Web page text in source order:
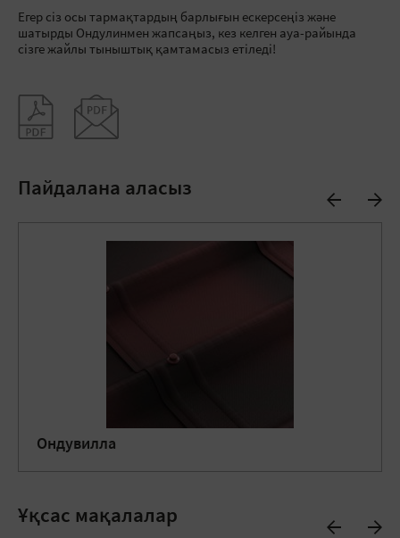
Егер сіз осы тармақтардың барлығын ескерсеңіз және
шатырды Ондулинмен жапсаңыз, кез келген ауа-райында
сізге жайлы тыныштық қамтамасыз етіледі!
Пайдалана аласыз
Ондувилла
Ұқсас мақалалар